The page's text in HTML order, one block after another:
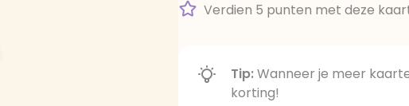
Verdien 5 punten met deze
Tip:Wanneer je meer
korting!